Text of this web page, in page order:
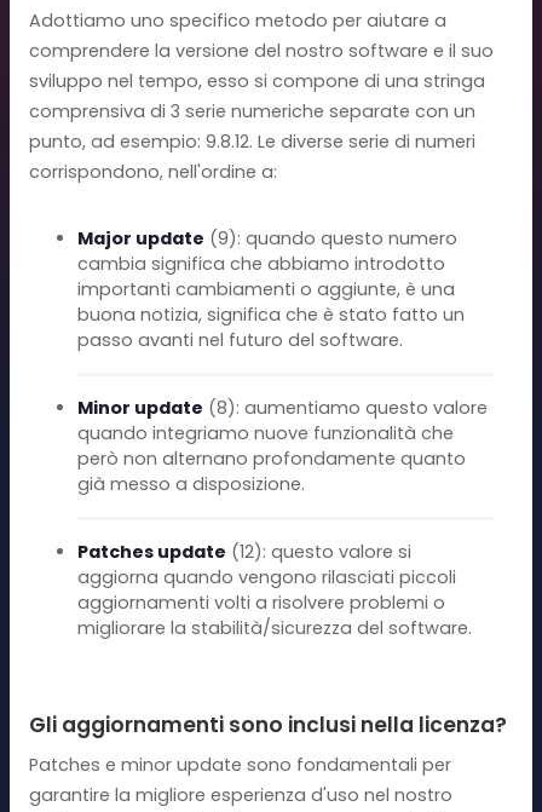
Adottiamo uno specifico metodo per aiutare a
comprendere la versione del nostro software e il suo
sviluppo nel tempo, esso si compone di una stringa
comprensiva di 3 serie numeriche separate con un
punto, ad esempio: 9.8.12. Le diverse serie di numeri
corrispondono, nell'ordine a:
Major update (9): quando questo numero
cambia significa che abbiamo introdotto
importanti cambiamenti o aggiunte, è una
buona notizia, significa che è stato fatto un
passo avanti nel futuro del software.
Minor update (8): aumentiamo questo valore
quando integriamo nuove funzionalità che
però non alternano profondamente quanto
già messo a disposizione.
Patches update (12): questo valore si
aggiorna quando vengono rilasciati piccoli
aggiornamenti volti a risolvere problemi o
migliorare la stabilità/sicurezza del software.
Gli aggiornamenti sono inclusi nella licenza?
Patches e minor update sono fondamentali per
garantire la migliore esperienza d'uso nel nostro